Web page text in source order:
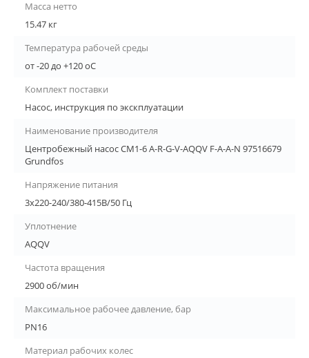
Масса нетто
15.47 кг
Температура рабочей среды
от -20 до +120 oC
Комплект поставки
Насос, инструкция по экскплуатации
Наименование производителя
Центробежный насос CM1-6 A-R-G-V-AQQV F-A-A-N 97516679
Grundfos
Напряжение питания
3х220-240/380-415В/50 Гц
Уплотнение
AQQV
Частота вращения
2900 об/мин
Максимальное рабочее давление, бар
PN16
Материал рабочих колес